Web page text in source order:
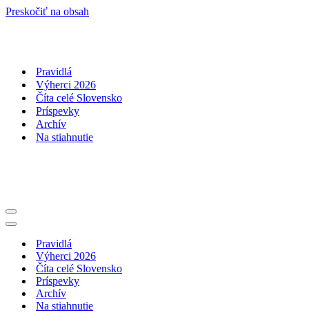
Preskočiť na obsah
Pravidlá
Výherci 2026
Číta celé Slovensko
Príspevky
Archív
Na stiahnutie
Menu
navigácie
Menu
navigáciePravidlá
Výherci 2026
Číta celé Slovensko
Príspevky
Archív
Na stiahnutie